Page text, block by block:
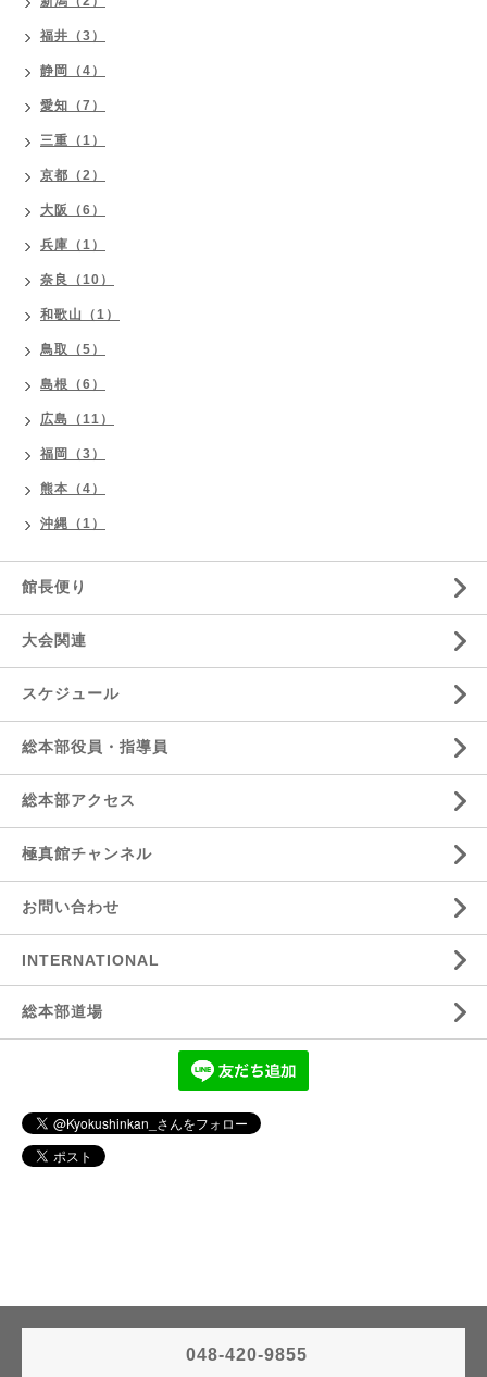
福井（3）
静岡（4）
愛知（7）
三重（1）
京都（2）
大阪（6）
兵庫（1）
奈良（10）
和歌山（1）
鳥取（5）
島根（6）
広島（11）
福岡（3）
熊本（4）
沖縄（1）
館長便り
大会関連
スケジュール
総本部役員・指導員
総本部アクセス
極真館チャンネル
お問い合わせ
INTERNATIONAL
総本部道場
048-420-9855